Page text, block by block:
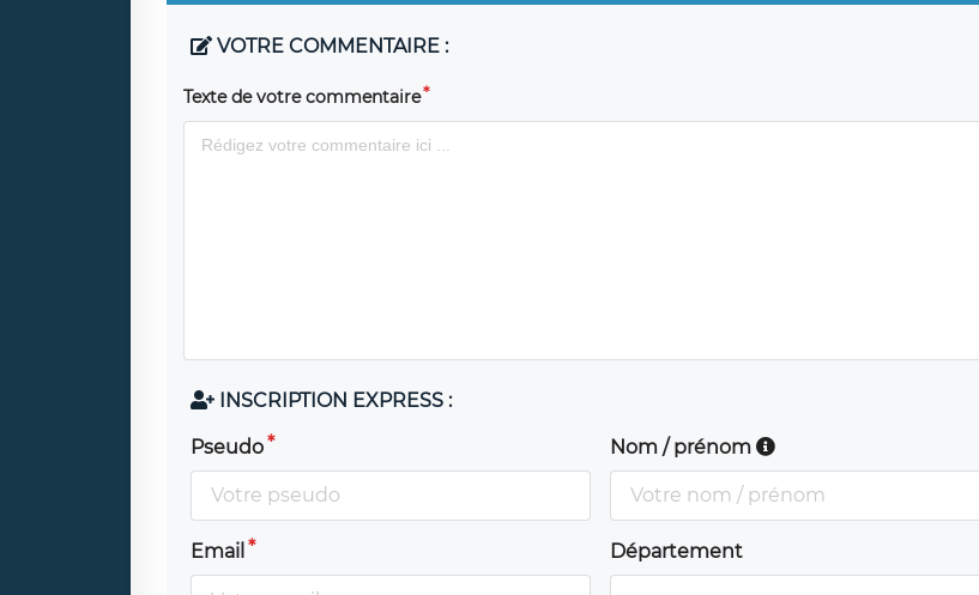
VOTRE COMMENTAIRE :
Texte de votre commentaire
INSCRIPTION EXPRESS :
Pseudo Nom / prénom
Email Département